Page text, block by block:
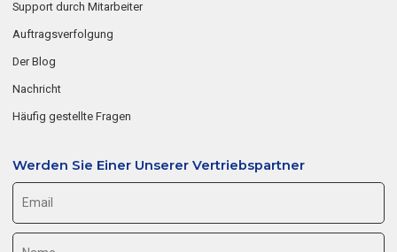
Support durch Mitarbeiter
Auftragsverfolgung
Der Blog
Nachricht
Häufig gestellte Fragen
Werden Sie Einer Unserer Vertriebspartner